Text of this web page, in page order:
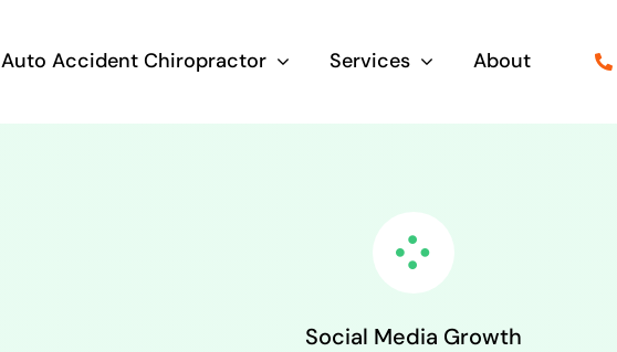
Auto Accident Chiropractor Services About
Social Media Growth